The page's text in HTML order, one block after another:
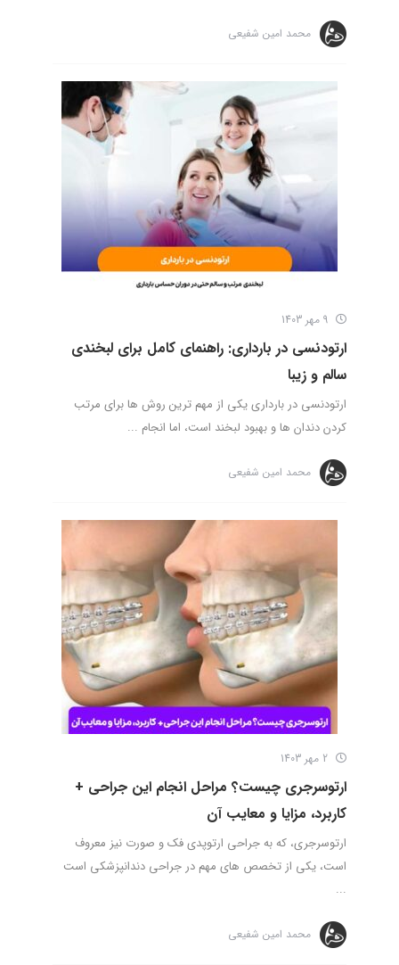
محمد امین شفیعی
ارتودنسی در بارداری: راهنمای کامل برای لبخندی
سالم و زیبا
ارتودنسی در بارداری یکی از مهم ترین روش ها برای مرتب
کردن دندان ها و بهبود لبخند است، اما انجام ...
محمد امین شفیعی
ارتوسرجری چیست؟ مراحل انجام این جراحی +
کاربرد، مزایا و معایب آن
ارتوسرجری، که به جراحی ارتوپدی فک و صورت نیز معروف
است، یکی از تخصص های مهم در جراحی دندانپزشکی است
...
محمد امین شفیعی